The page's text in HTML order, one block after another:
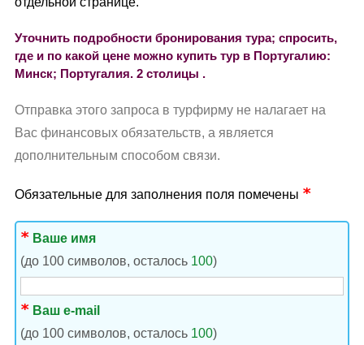
Уточнить подробности бронирования тура; спросить,
где и по какой цене можно купить тур в Португалию:
Минск; Португалия. 2 столицы .
Отправка этого запроса в турфирму не налагает на
Вас финансовых обязательств, а является
дополнительным способом связи.
Обязательные для заполнения поля помечены
Ваше имя
(до 100 символов, осталось 100)
Ваш e-mail
(до 100 символов, осталось 100)